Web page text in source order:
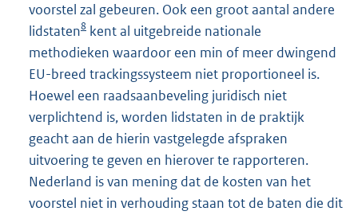
voorstel zal gebeuren. Ook een groot aantal andere
lidstaten8 kent al uitgebreide nationale
methodieken waardoor een min of meer dwingend
EU-breed trackingssysteem niet proportioneel is.
Hoewel een raadsaanbeveling juridisch niet
verplichtend is, worden lidstaten in de praktijk
geacht aan de hierin vastgelegde afspraken
uitvoering te geven en hierover te rapporteren.
Nederland is van mening dat de kosten van het
voorstel niet in verhouding staan tot de baten die dit